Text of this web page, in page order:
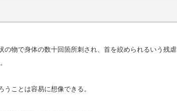
の物で身体の数十回箇所刺され、首を絞められるいう残虐
ことは容易に想像できる。